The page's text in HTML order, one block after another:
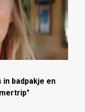
in badpakje en